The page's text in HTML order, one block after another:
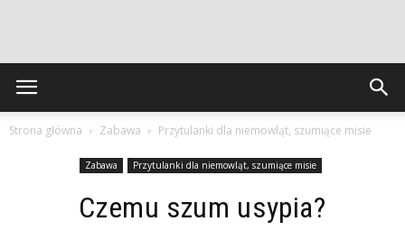
Strona główna Zabawa Przytulanki dla niemowląt, szumiące misie
Zabawa Przytulanki dla niemowląt, szumiące misie
Czemu szum usypia?